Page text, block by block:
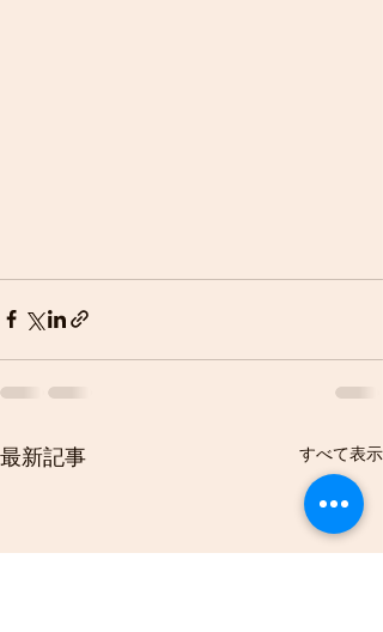
最新記事 すべて表示